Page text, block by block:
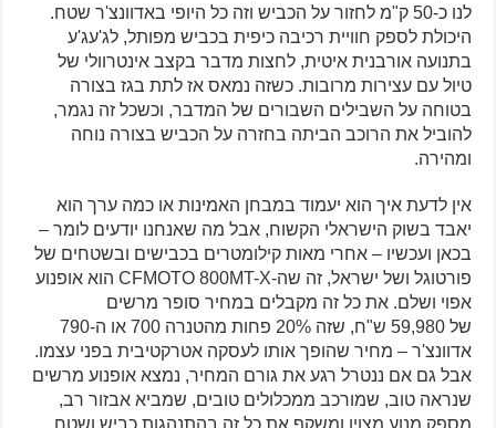
לנו כ-50 ק"מ לחזור על הכביש וזה כל היופי באדוונצ'ר שטח.
היכולת לספק חוויית רכיבה כיפית בכביש מפותל, לג'עג'ע
בתנועה אורבנית איטית, לחצות מדבר בקצב אינטרוולי של
טיול עם עצירות מרובות. כשזה נמאס אז לתת בגז בצורה
בטוחה על השבילים השבורים של המדבר, וכשכל זה נגמר,
להוביל את הרוכב הביתה בחזרה על הכביש בצורה נוחה
ומהירה.
אין לדעת איך הוא יעמוד במבחן האמינות או כמה ערך הוא
יאבד בשוק הישראלי הקשוח, אבל מה שאנחנו יודעים לומר –
בכאן ועכשיו – אחרי מאות קילומטרים בכבישים ובשטחים של
פורטוגל ושל ישראל, זה שה-CFMOTO 800MT-X הוא אופנוע
אפוי ושלם. את כל זה מקבלים במחיר סופר מרשים
של 59,980 ש"ח, שזה 20% פחות מהטנרה 700 או ה-790
אדוונצ'ר – מחיר שהופך אותו לעסקה אטרקטיבית בפני עצמו.
אבל גם אם ננטרל רגע את גורם המחיר, נמצא אופנוע מרשים
שנראה טוב, שמורכב ממכלולים טובים, שמביא אבזור רב,